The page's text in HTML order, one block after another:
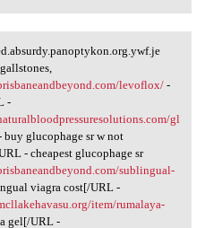
levoflox/-
-
gl
glucophage sr w not
- cheapest glucophage sr
sublingual-
viagra cost[/URL -
item/rumalaya-
gel[/URL -